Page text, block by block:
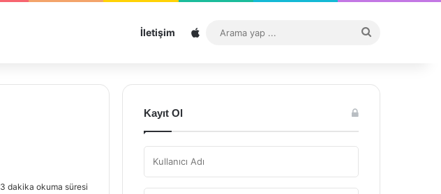
İletişim Sitemap
...
3 dakika okuma süresi
Kayıt Ol